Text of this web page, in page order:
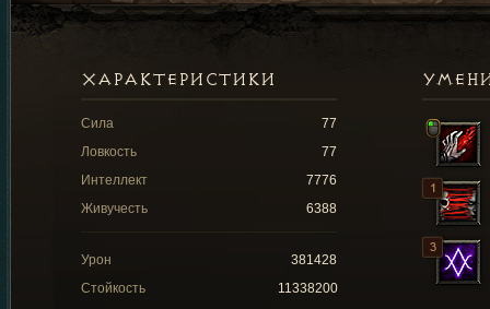
ХАРАКТЕРИСТИКИ
Сила
77
Ловкость
77
Интеллект
7776
Живучесть
6388
Урон
381428
Стойкость
11338200